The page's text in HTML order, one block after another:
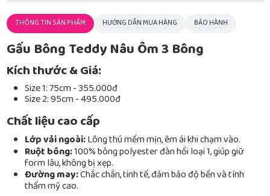
THÔNG TIN SẢN PHẨM HƯỚNG DẪN MUA HÀNG BẢO HÀNH
Gấu Bông Teddy Nâu Ôm 3 Bông
Kích thước & Giá:
Size 1: 75cm - 355.000đ
Size 2: 95cm - 495.000đ
Chất liệu cao cấp
Lớp vải ngoài:Lông thú mềm mịn, êm ái khi chạm vào.
Ruột bông:100% bông polyester đàn hồi loại 1, giúp giữ
form lâu, không bị xẹp.
Đường may:Chắc chắn, tinh tế, đảm bảo độ bền và tính
thẩm mỹ cao.